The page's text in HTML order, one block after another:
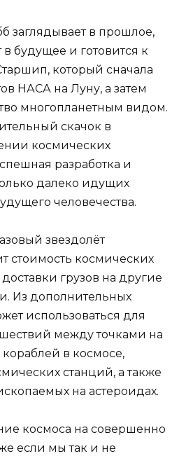
заглядывает в прошлое,
будущее и готовится к
который сначала
НАСА на Луну, а затем
многопланетным видом.
скачок в
космических
разработка и
далеко идущих
человечества.
звездолёт
стоимость космических
грузов на другие
Из дополнительных
использоваться для
между точками на
в космосе,
станций, а также
на астероидах.
космоса на совершенно
если мы так и не